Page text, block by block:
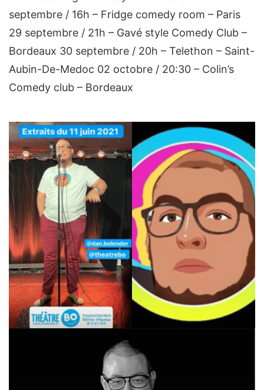
septembre / 16h – Fridge comedy room – Paris
29 septembre / 21h – Gavé style Comedy Club –
Bordeaux 30 septembre / 20h – Telethon – Saint-
Aubin-De-Medoc 02 octobre / 20:30 – Colin’s
Comedy club – Bordeaux